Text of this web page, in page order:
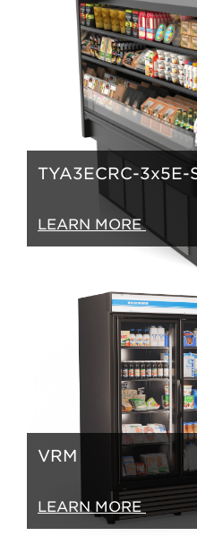
TYA3ECRC-3x5E-
LEARN MORE
VRM
LEARN MORE